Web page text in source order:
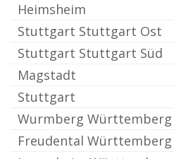
Heimsheim
Stuttgart Stuttgart Ost
Stuttgart Stuttgart Süd
Magstadt
Stuttgart
Wurmberg Württemberg
Freudental Württemberg